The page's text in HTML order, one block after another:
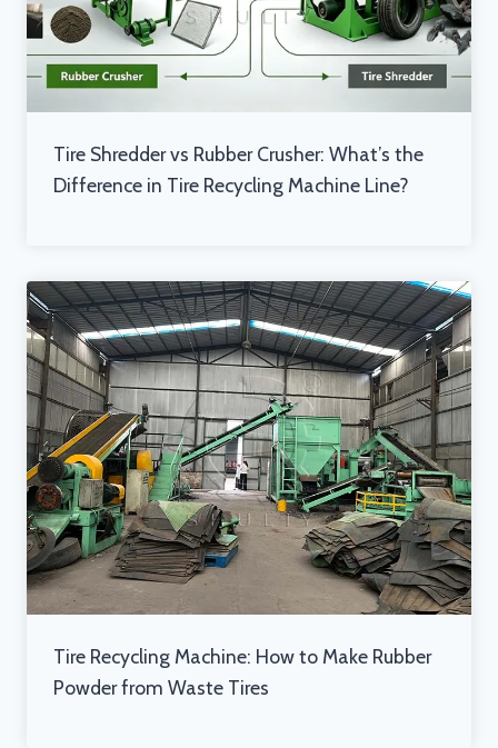
Tire Shredder vs Rubber Crusher: What’s the
Difference in Tire Recycling Machine Line?
Tire Recycling Machine: How to Make Rubber
Powder from Waste Tires